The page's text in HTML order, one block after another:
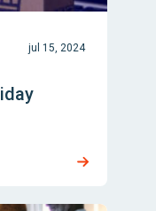
jul 15, 2024